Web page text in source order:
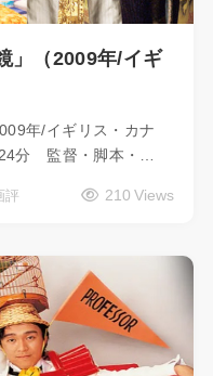
」（2009年/イギ
年/イギリス・カナ
分 監督・脚本・…
評 210 Views